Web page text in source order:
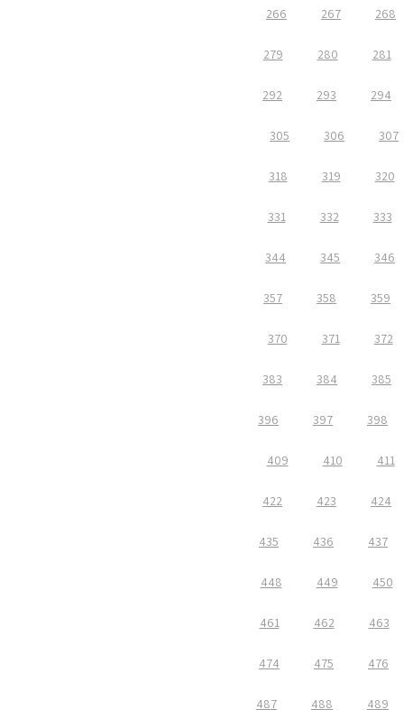
266 267 268
279 280 281
292 293 294
305 306 307
318 319 320
331 332 333
344 345 346
357 358 359
370 371 372
383 384 385
396 397 398
409 410 411
422 423 424
435 436 437
448 449 450
461 462 463
474 475 476
487 488 489